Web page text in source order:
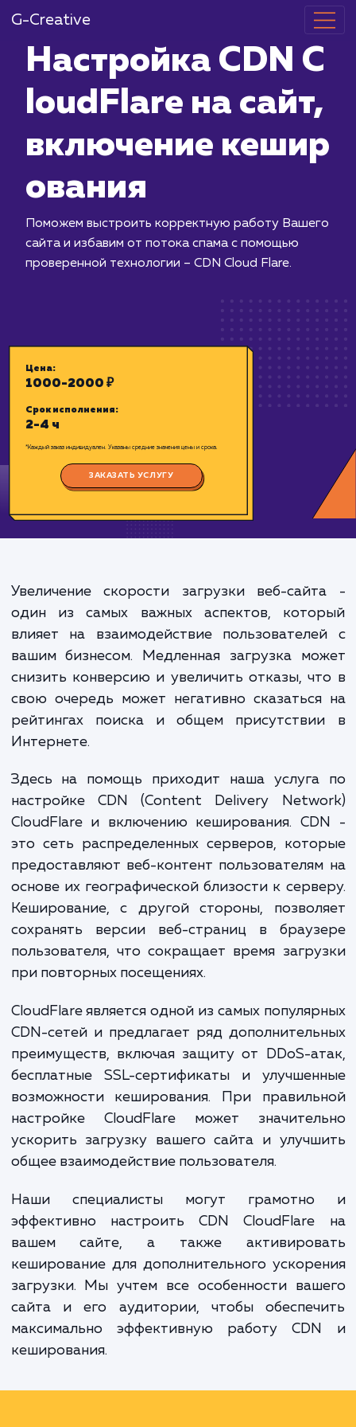
G-Creative
Настройка
loudFlare на
включение
ования
проверенной технологии – CDN
Цена:
2-4 ч
*Каждый заказ индивидуален. Указаны средние значения цены и срока.
ЗАКАЗАТЬ УСЛУГУ
Увеличение скорости загрузки веб-
один из самых важных аспектов,
влияет на взаимодействие
вашим бизнесом. Медленная загрузка
снизить конверсию и увеличить отказы,
свою очередь может негативно
рейтингах поиска и общем
Интернете.
Здесь на помощь приходит наша
настройке CDN (Content Delivery
CloudFlare и включению кеширования.
это сеть распределенных серверов,
предоставляют веб-контент
Кеширование, с другой стороны,
сохранять версии веб-страниц в
пользователя, что сокращает время
при повторных посещениях.
CloudFlare является одной из самых
CDN-сетей и предлагает ряд
преимуществ, включая защиту от DDoS-
бесплатные SSL-сертификаты и
возможности кеширования. При
настройке CloudFlare может
ускорить загрузку вашего сайта и
общее взаимодействие пользователя.
Наши специалисты могут
эффективно настроить CDN